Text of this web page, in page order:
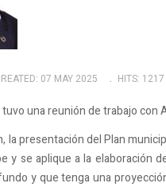
07 MAY 2025 HITS: 1217
una reunión de trabajo
presentación del Plan
y se aplique a la elaboración
y que tenga una